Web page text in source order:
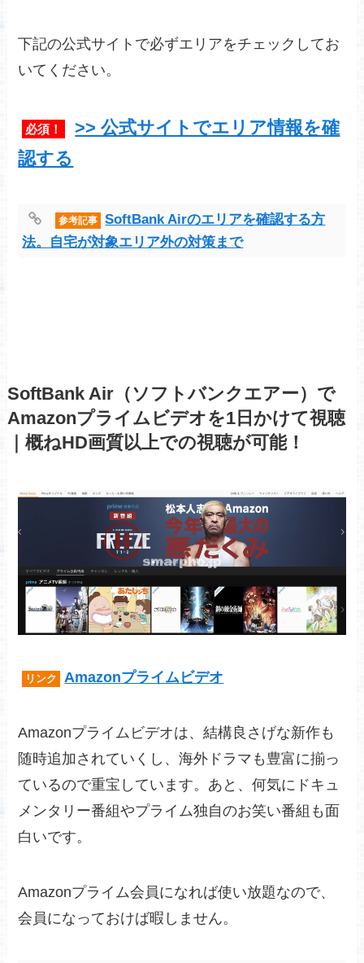
下記の公式サイトで必ずエリアをチェックしてお
いてください。
必須！
>> 公式サイトでエリア情報を確
認する
参考記事
SoftBank Airのエリアを確認する方
法。自宅が対象エリア外の対策まで
SoftBank Air（ソフトバンクエアー）で
Amazonプライムビデオを1日かけて視聴
｜概ねHD画質以上での視聴が可能！
リンク Amazonプライムビデオ
Amazonプライムビデオは、結構良さげな新作も
随時追加されていくし、海外ドラマも豊富に揃っ
ているので重宝しています。あと、何気にドキュ
メンタリー番組やプライム独自のお笑い番組も面
白いです。
Amazonプライム会員になれば使い放題なので、
会員になっておけば暇しません。